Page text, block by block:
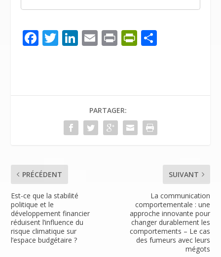
F
o
T Li
dI
n
E Pr Pr
e
n
dl
er
PARTAGER:
PRÉCÉDENT
Est-ce que la stabilité
politique et le
développement financier
réduisent l’influence du
risque climatique sur
l’espace budgétaire ?
SUIVANT
La communication
comportementale : une
approche innovante pour
changer durablement les
comportements – Le cas
des fumeurs avec leurs
mégots